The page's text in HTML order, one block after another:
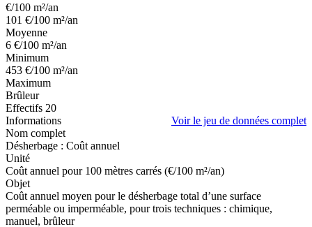
€/100 m²/an
101 €/100 m²/an
Moyenne
6 €/100 m²/an
Minimum
453 €/100 m²/an
Maximum
Brûleur
Effectifs 20
Informations
Voir le jeu de données complet
Nom complet
Désherbage : Coût annuel
Unité
Coût annuel pour 100 mètres carrés (€/100 m²/an)
Objet
Coût annuel moyen pour le désherbage total d’une surface
perméable ou imperméable, pour trois techniques : chimique,
manuel, brûleur